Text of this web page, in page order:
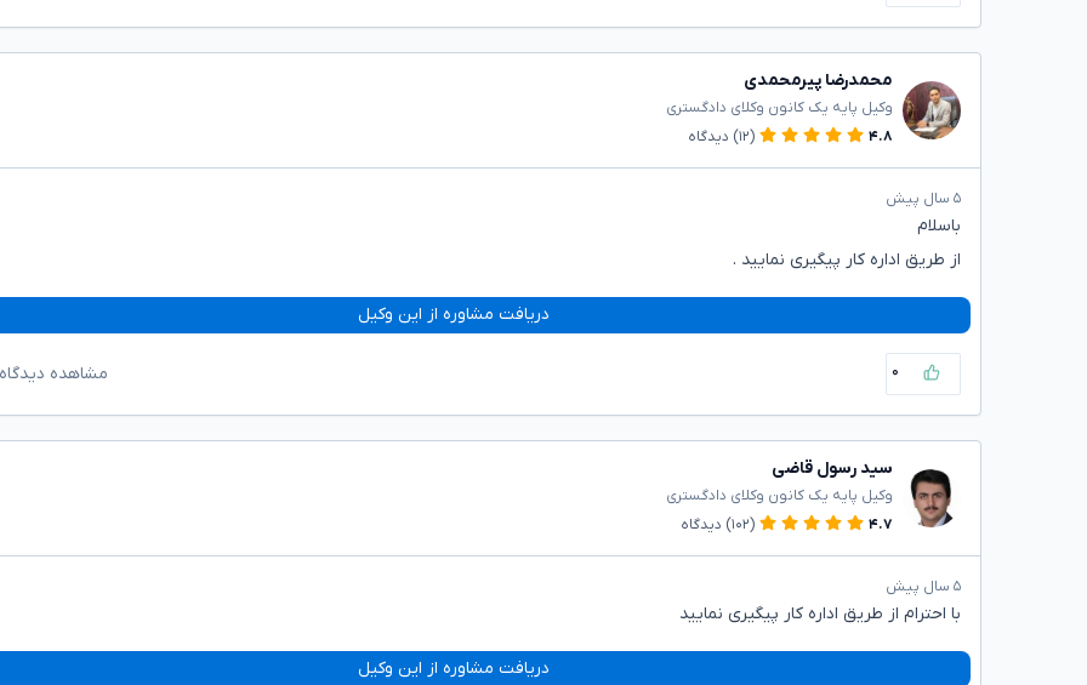
محمدرضا پیرمحمدی
وکیل پایه یک کانون وکلای دادگستری
۴.۸
(۱۲) دیدگاه
۵ سال پیش
باسلام
از طریق اداره کار پیگیری نمایید .
دریافت مشاوره از این وکیل
۰ مشاهده
سید رسول قاضی
وکیل پایه یک کانون وکلای دادگستری
۴.۷
(۱۰۲) دیدگاه
۵ سال پیش
با احترام از طریق اداره کار پیگیری نمایید
دریافت مشاوره از این وکیل